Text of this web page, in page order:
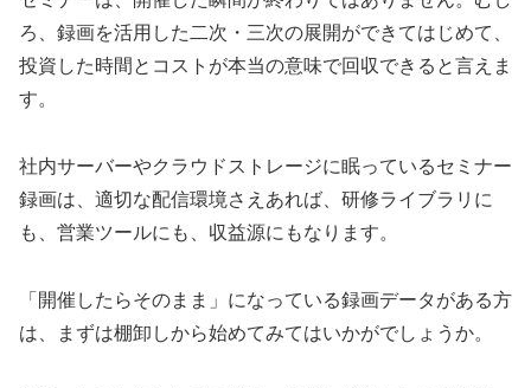
ろ、録画を活用した二次・三次の展開ができてはじめて、
投資した時間とコストが本当の意味で回収できると言えま
す。
社内サーバーやクラウドストレージに眠っているセミナー
録画は、適切な配信環境さえあれば、研修ライブラリに
も、営業ツールにも、収益源にもなります。
「開催したらそのまま」になっている録画データがある方
は、まずは棚卸しから始めてみてはいかがでしょうか。